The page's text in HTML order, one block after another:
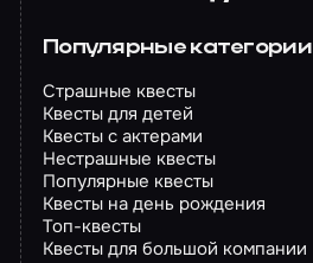
Популярные категории
Страшные квесты
Квесты для детей
Квесты с актерами
Нестрашные квесты
Популярные квесты
Квесты на день рождения
Топ-квесты
Квесты для большой компании